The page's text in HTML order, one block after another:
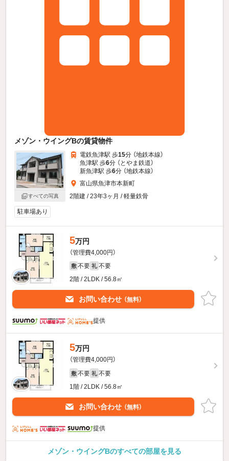
メゾン・ウイングBの賃貸物件
すべての写真
電鉄魚津駅 歩15分 （地鉄本線）
魚津駅 歩6分 （とやま鉄道）
新魚津駅 歩6分 （地鉄本線）
富山県魚津市本新町
2階建 / 23年3ヶ月 / 軽量鉄骨
駐車場あり
5万円
（管理費4,000円）
敷 不要 礼 不要
2階 / 2LDK / 56.8㎡
お問い合わせ （無料）
提供
5万円
（管理費4,000円）
敷 不要 礼 不要
1階 / 2LDK / 56.8㎡
お問い合わせ （無料）
提供
メゾン・ウイングBのすべての部屋を見る